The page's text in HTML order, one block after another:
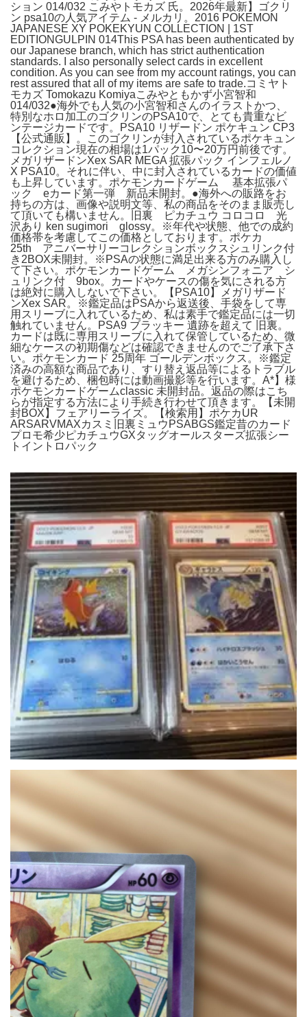
ション 014/032 こみやトモカズ 氏。2026年最新】ゴクリ
ン psa10の人気アイテム - メルカリ。2016 POKEMON
JAPANESE XY POKEKYUN COLLECTION | 1ST
EDITIONGULPIN 014This PSA has been authenticated by
our Japanese branch, which has strict authentication
standards. I also personally select cards in excellent
condition. As you can see from my account ratings, you can
rest assured that all of my items are safe to trade.コミヤト
モカズ Tomokazu Komiyaこみやともかず小宮智和
014/032●海外でも人気の小宮智和さんのイラストかつ、
特別なホロ加工のゴクリンのPSA10で、とても貴重なビ
ンテージカードです。PSA10 リザードン ポケキュン CP3
【公式通販】。このゴクリンが封入されているポケキュン
コレクション現在の相場は1パック10〜20万円前後です。
メガリザードンXex SAR MEGA 拡張パック インフェルノ
X PSA10。それに伴い、中に封入されているカードの価値
も上昇しています。ポケモンカードゲーム 基本拡張パ
ック eカード第一弾 新品未開封。●海外への販路をお
持ちの方は、画像や説明文等、私の商品をそのまま販売し
て頂いても構いません。旧裏 ピカチュウ コロコロ 光
沢あり ken sugimori glossy。※年代や状態、他での成約
価格帯を考慮してこの価格としております。ポケカ
25th アニバーサリーコレクションボックスシュリンク付
き2BOX未開封。※PSAの状態に満足出来る方のみ購入し
て下さい。ポケモンカードゲーム メガシンフォニア シ
ュリンク付 9box。カードやケースの傷を気にされる方
は絶対に購入しないで下さい。【PSA10】メガリザード
ンXex SAR。※鑑定品はPSAから返送後、手袋をして専
用スリーブに入れているため、私は素手で鑑定品には一切
触れていません。PSA9 ブラッキー 遺跡を超えて 旧裏。
カードは既に専用スリーブに入れて保管しているため、微
細なケースの初期傷などは確認できませんのでご了承下さ
い。ポケモンカード 25周年 ゴールデンボックス。※鑑定
済みの高額な商品であり、すり替え返品等によるトラブル
を避けるため、梱包時には動画撮影等を行います。A*】様
ポケモンカードゲームclassic 未開封品。返品の際はこち
らが指定する方法により手続き行わせて頂きます。【未開
封BOX】フェアリーライズ。【検索用】ポケカUR
ARSARVMAXカスミ旧裏ミュウPSABGS鑑定昔のカード
プロモ希少ピカチュウGXタッグオールスターズ拡張シー
トイントロパック